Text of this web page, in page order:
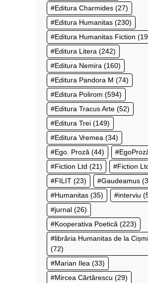
Editura Charmides (27)
Editura Humanitas (230)
Editura Humanitas Fiction
Editura Litera (242)
Editura Nemira (160)
Editura Pandora M (74)
Editura Polirom (594)
Editura Tracus Arte (52)
Editura Trei (149)
Editura Vremea (34)
Ego. Proză (44)
Fiction Ltd (21) Fiction
FILIT (23) Gaudeamus
Humanitas (35) interviu
jurnal (26)
Kooperativa Poetică (223)
librăria Humanitas de la
(72)
Marian Ilea (33)
Mircea Cărtărescu (29)